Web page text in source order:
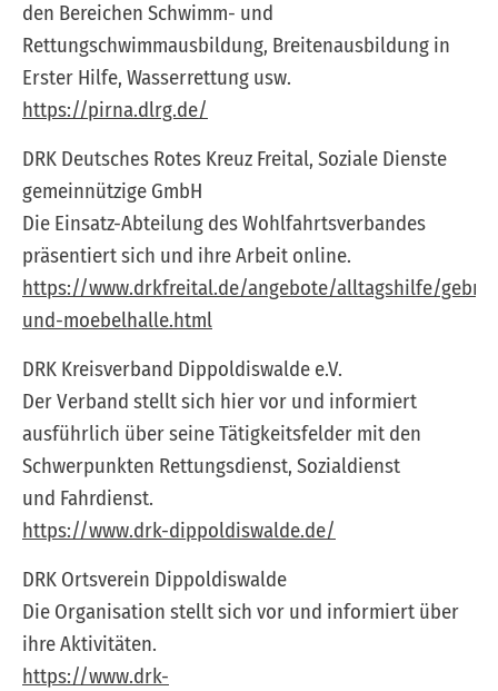
den Bereichen Schwimm- und
Rettungschwimmausbildung, Breitenausbildung in
Erster Hilfe, Wasserrettung usw.
https://pirna.dlrg.de/
DRK Deutsches Rotes Kreuz Freital, Soziale Dienste
gemeinnützige GmbH
Die Einsatz-Abteilung des Wohlfahrtsverbandes
präsentiert sich und ihre Arbeit online.
https://www.drkfreital.de/angebote/alltagshilfe/
und-moebelhalle.html
DRK Kreisverband Dippoldiswalde e.V.
Der Verband stellt sich hier vor und informiert
ausführlich über seine Tätigkeitsfelder mit den
Schwerpunkten Rettungsdienst, Sozialdienst
und Fahrdienst.
https://www.drk-dippoldiswalde.de/
DRK Ortsverein Dippoldiswalde
Die Organisation stellt sich vor und informiert über
ihre Aktivitäten.
https://www.drk-